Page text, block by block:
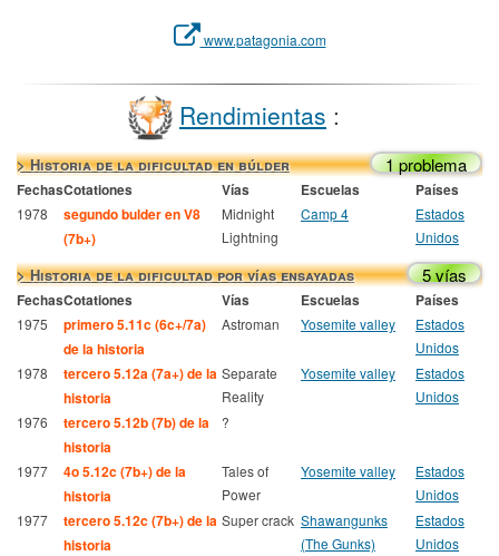
www.patagonia.com
Rendimientas :
> Historia de la dificultad en búlder 1 problema
FechasCotationes Vías Escuelas Países
1978
segundo bulder en V8
(7b+)
Midnight
Lightning
Camp 4
Estados
Unidos
> Historia de la dificultad por vías ensayadas 5 vías
FechasCotationes Vías Escuelas Países
1975
primero 5.11c (6c+/7a)
de la historia
Astroman Yosemite valley
Estados
Unidos
1978
tercero 5.12a (7a+) de la
historia
Separate
Reality
Yosemite valley
Estados
Unidos
1976
tercero 5.12b (7b) de la
historia
?
1977
4o 5.12c (7b+) de la
historia
Tales of
Power
Yosemite valley
Estados
Unidos
1977
tercero 5.12c (7b+) de la
historia
Super crack Shawangunks
(The Gunks)
Estados
Unidos